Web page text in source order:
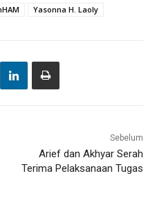
Yasonna H. Laoly
Sebelum
Arief dan Akhyar Serah
Terima Pelaksanaan Tugas